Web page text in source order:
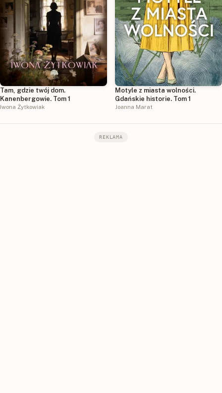
Tam, gdzie twój dom.
Kanenbergowie. Tom 1
Iwona Żytkowiak
Motyle z miasta wolności.
Gdańskie historie. Tom 1
Joanna Marat
REKLAMA